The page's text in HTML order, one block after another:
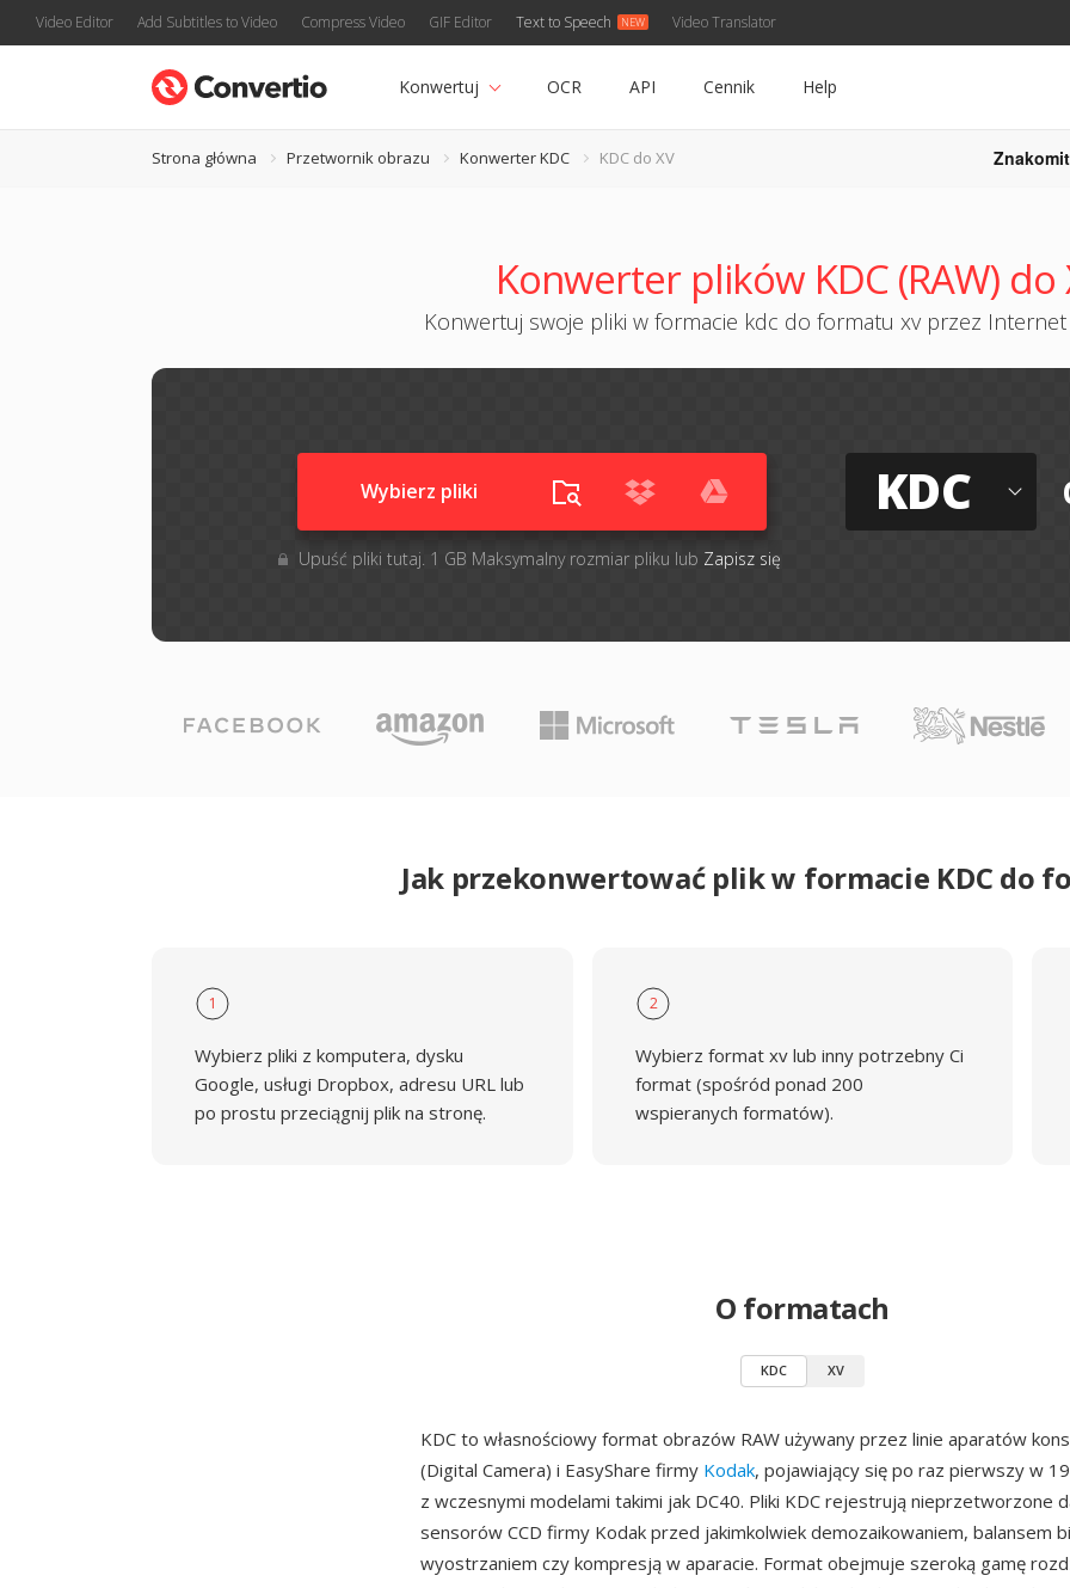
Video Editor Add Subtitles to Video Compress Video GIF Editor Text to Speech Video Translator
Konwertuj OCR API Cennik Help
Strona główna Przetwornik obrazu Konwerter KDC KDC do XV
Konwerter plików KDC (RAW) do
Konwertuj swoje pliki w formacie kdc do formatu xv przez Internet
Wybierz pliki
Upuść pliki tutaj. 1 GB Maksymalny rozmiar pliku lub Zapisz się
KDC
Jak przekonwertować plik w formacie KDC do
1
Wybierz pliki z komputera, dysku
Google, usługi Dropbox, adresu URL lub
po prostu przeciągnij plik na stronę.
2
Wybierz format xv lub inny potrzebny Ci
format (spośród ponad 200
wspieranych formatów).
O formatach
KDC XV
KDC to własnościowy format obrazów RAW używany przez linie aparatów
(Digital Camera) i EasyShare firmy Kodak, pojawiający się po raz pierwszy w
z wczesnymi modelami takimi jak DC40. Pliki KDC rejestrują nieprzetworzone
sensorów CCD firmy Kodak przed jakimkolwiek demozaikowaniem, balansem
wyostrzaniem czy kompresją w aparacie. Format obejmuje szeroką gamę